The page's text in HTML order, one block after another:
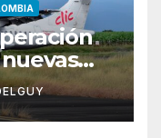
y Tolú